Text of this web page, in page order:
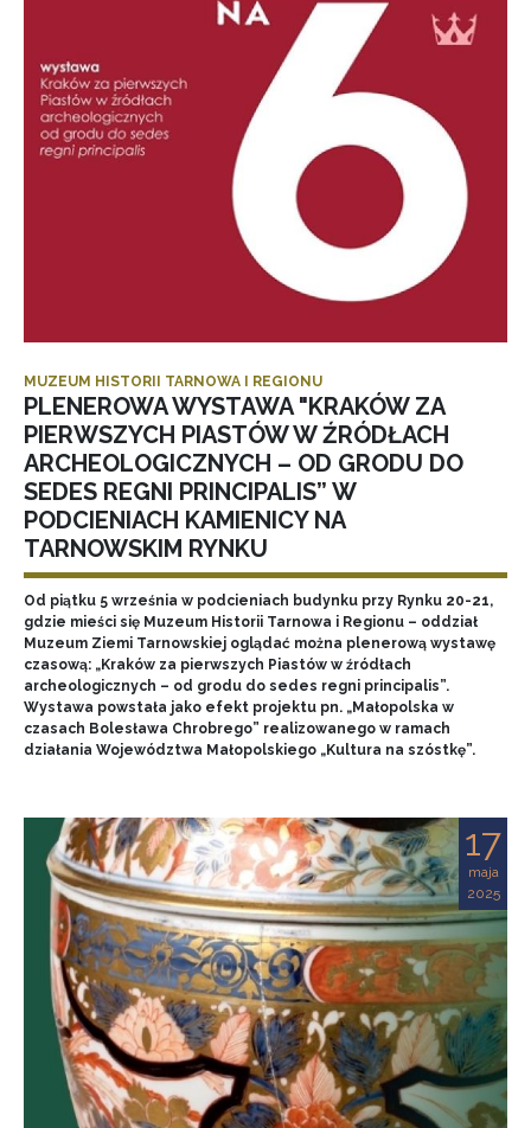
MUZEUM HISTORII TARNOWA I REGIONU
PLENEROWA WYSTAWA "KRAKÓW ZA
PIERWSZYCH PIASTÓW W ŹRÓDŁACH
ARCHEOLOGICZNYCH – OD GRODU DO
SEDES REGNI PRINCIPALIS” W
PODCIENIACH KAMIENICY NA
TARNOWSKIM RYNKU
Od piątku 5 września w podcieniach budynku przy Rynku 20-21,
gdzie mieści się Muzeum Historii Tarnowa i Regionu – oddział
Muzeum Ziemi Tarnowskiej oglądać można plenerową wystawę
czasową: „Kraków za pierwszych Piastów w źródłach
archeologicznych – od grodu do sedes regni principalis”.
Wystawa powstała jako efekt projektu pn. „Małopolska w
czasach Bolesława Chrobrego” realizowanego w ramach
działania Województwa Małopolskiego „Kultura na szóstkę”.
17
maja
2025